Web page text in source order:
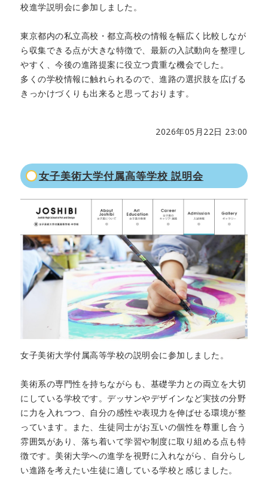
校進学説明会に参加しました。
東京都内の私立高校・都立高校の情報を幅広く比較しなが
ら収集できる点が大きな特徴で、最新の入試動向を整理し
やすく、今後の進路提案に役立つ貴重な機会でした。
多くの学校情報に触れられるので、進路の選択肢を広げる
きっかけづくりも出来ると思っております。
2026年05月22日 23:00
女子美術大学付属高等学校 説明会
女子美術大学付属高等学校の説明会に参加しました。
美術系の専門性を持ちながらも、基礎学力との両立を大切
にしている学校です。デッサンやデザインなど実技の分野
に力を入れつつ、自分の感性や表現力を伸ばせる環境が整
っています。また、生徒同士がお互いの個性を尊重し合う
雰囲気があり、落ち着いて学習や制度に取り組める点も特
徴です。美術大学への進学を視野に入れながら、自分らし
い進路を考えたい生徒に適している学校と感じました。